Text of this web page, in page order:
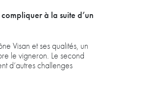
à la suite d’un
Visan et ses qualités, un
le vigneron. Le second
d’autres challenges